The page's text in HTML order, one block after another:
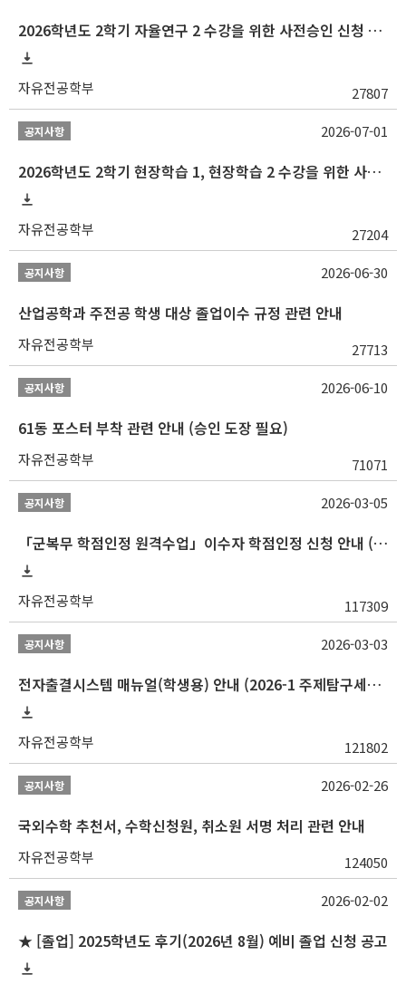
2026학년도 2학기 자율연구 2 수강을 위한 사전승인 신청 안내
자유전공학부 27807
공지사항
2026학년도 2학기 현장학습 1, 현장학습 2 수강을 위한 사전승인 신청 안내
자유전공학부 27204
2026-07-01
공지사항
산업공학과 주전공 학생 대상 졸업이수 규정 관련 안내
자유전공학부 27713
2026-06-30
공지사항
61동 포스터 부착 관련 안내 (승인 도장 필요)
자유전공학부 71071
2026-06-10
공지사항
「군복무 학점인정 원격수업」이수자 학점인정 신청 안내 (2025-2 이전 군복무 원격수업 수강자 필독)
자유전공학부 117309
2026-03-05
공지사항
전자출결시스템 매뉴얼(학생용) 안내 (2026-1 주제탐구세미나 1 (001 분반) 등)
자유전공학부 121802
2026-03-03
공지사항
국외수학 추천서, 수학신청원, 취소원 서명 처리 관련 안내
자유전공학부 124050
2026-02-26
공지사항
★ [졸업] 2025학년도 후기(2026년 8월) 예비 졸업 신청 공고
2026-02-02